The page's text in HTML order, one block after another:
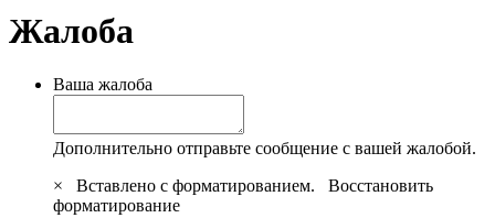
Жалоба
Ваша жалоба
Дополнительно отправьте сообщение с вашей жалобой.
×
Вставлено с форматированием. Восстановить
форматирование